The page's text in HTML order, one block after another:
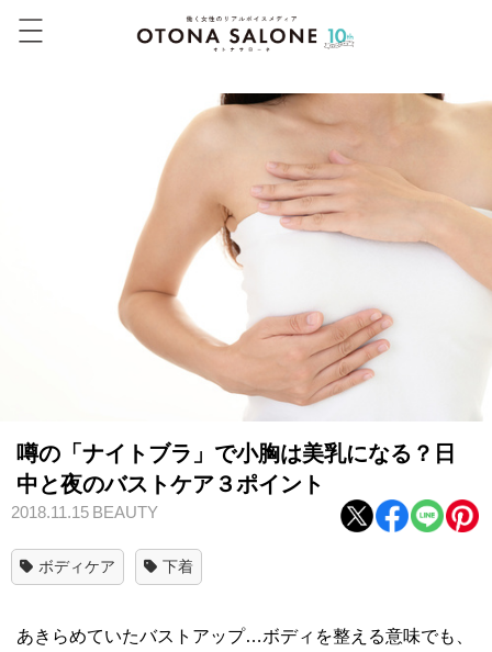
噂の「ナイトブラ」で小胸は美乳になる？日
中と夜のバストケア３ポイント
2018.11.15 BEAUTY
ボディケア 下着
あきらめていたバストアップ…ボディを整える意味でも、